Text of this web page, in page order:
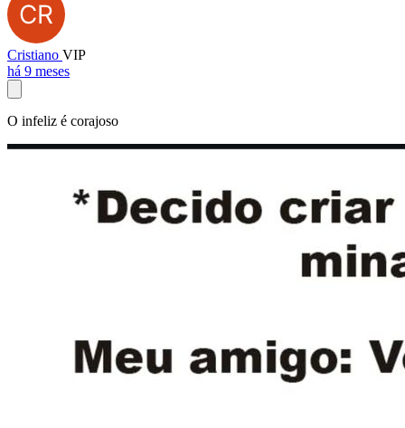
Cristiano VIP
há 9 meses
O infeliz é corajoso